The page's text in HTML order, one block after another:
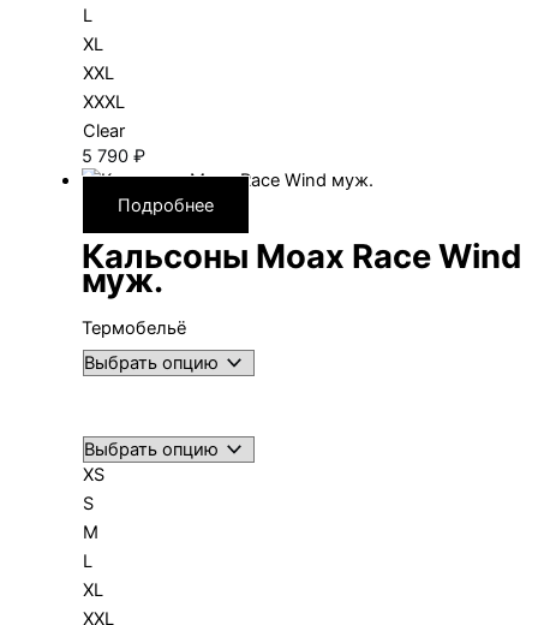
L
XL
XXL
XXXL
Clear
5 790 ₽
Подробнее
Кальсоны Moax Race Wind
муж.
Термобельё
XS
S
M
L
XL
XXL